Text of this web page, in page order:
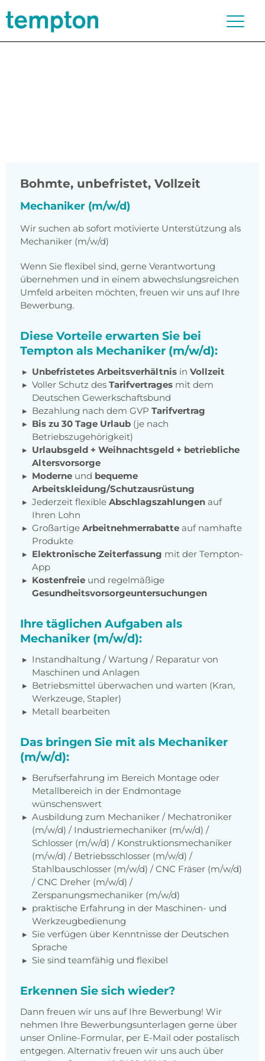
Bohmte, unbefristet, Vollzeit
Mechaniker (m/w/d)
Wir suchen ab sofort motivierte Unterstützung als
Mechaniker (m/w/d)
Wenn Sie flexibel sind, gerne Verantwortung
übernehmen und in einem abwechslungsreichen
Umfeld arbeiten möchten, freuen wir uns auf Ihre
Bewerbung.
Diese Vorteile erwarten Sie bei
Tempton als Mechaniker (m/w/d):
Unbefristetes Arbeitsverhältnis in Vollzeit
Voller Schutz des Tarifvertrages mit dem
Deutschen Gewerkschaftsbund
Bezahlung nach dem GVP Tarifvertrag
Bis zu 30 Tage Urlaub (je nach
Betriebszugehörigkeit)
Urlaubsgeld + Weihnachtsgeld + betriebliche
Altersvorsorge
Moderne und bequeme
Arbeitskleidung/Schutzausrüstung
Jederzeit flexible Abschlagszahlungen auf
Ihren Lohn
Großartige Arbeitnehmerrabatte auf namhafte
Produkte
Elektronische Zeiterfassung mit der Tempton-
App
Kostenfreie und regelmäßige
Gesundheitsvorsorgeuntersuchungen
Ihre täglichen Aufgaben als
Mechaniker (m/w/d):
Instandhaltung / Wartung / Reparatur von
Maschinen und Anlagen
Betriebsmittel überwachen und warten (Kran,
Werkzeuge, Stapler)
Metall bearbeiten
Das bringen Sie mit als Mechaniker
(m/w/d):
Berufserfahrung im Bereich Montage oder
Metallbereich in der Endmontage
wünschenswert
Ausbildung zum Mechaniker / Mechatroniker
(m/w/d) / Industriemechaniker (m/w/d) /
Schlosser (m/w/d) / Konstruktionsmechaniker
(m/w/d) / Betriebsschlosser (m/w/d) /
Stahlbauschlosser (m/w/d) / CNC Fräser (m/w/d)
/ CNC Dreher (m/w/d) /
Zerspanungsmechaniker (m/w/d)
praktische Erfahrung in der Maschinen- und
Werkzeugbedienung
Sie verfügen über Kenntnisse der Deutschen
Sprache
Sie sind teamfähig und flexibel
Erkennen Sie sich wieder?
Dann freuen wir uns auf Ihre Bewerbung! Wir
nehmen Ihre Bewerbungsunterlagen gerne über
unser Online-Formular, per E-Mail oder postalisch
entgegen. Alternativ freuen wir uns auch über